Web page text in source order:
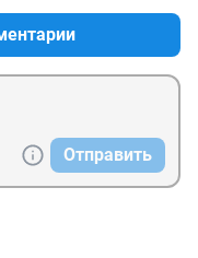
Отправить